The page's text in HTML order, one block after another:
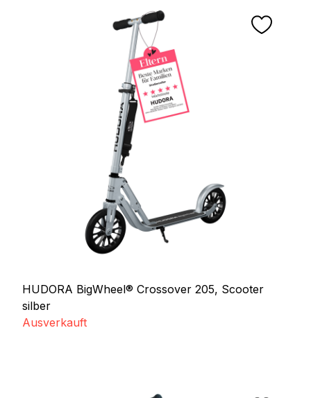
HUDORA BigWheel® Crossover 205, Scooter
silber
Ausverkauft